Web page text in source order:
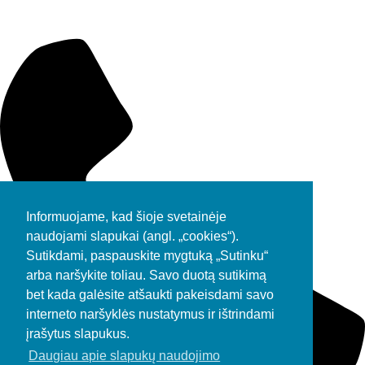
Informuojame, kad šioje svetainėje
naudojami slapukai (angl. „cookies“).
Sutikdami, paspauskite mygtuką „Sutinku“
arba naršykite toliau. Savo duotą sutikimą
bet kada galėsite atšaukti pakeisdami savo
interneto naršyklės nustatymus ir ištrindami
įrašytus slapukus.
Daugiau apie slapukų naudojimo